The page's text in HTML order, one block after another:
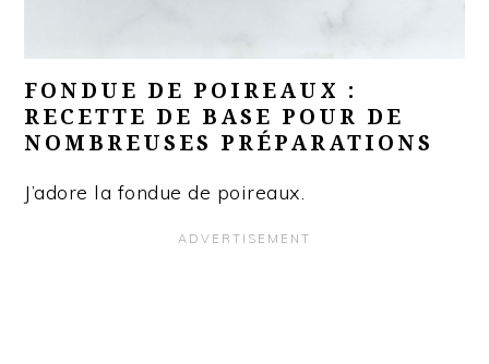
FONDUE DE POIREAUX :
RECETTE DE BASE POUR DE
NOMBREUSES PRÉPARATIONS
J’adore la fondue de poireaux.